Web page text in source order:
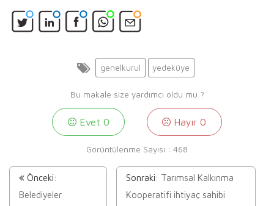
genelkurul yedeküye
Bu makale size yardımcı oldu mu ?
Evet 0 Hayır0
Görüntülenme Sayısı : 468
Önceki:
Belediyeler
Sonraki: Tarımsal Kalkınma
Kooperatifi ihtiyaç sahibi